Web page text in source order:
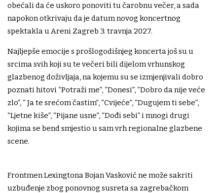
obećali da će uskoro ponoviti tu čarobnu večer, a sada
napokon otkrivaju da je datum novog koncertnog
spektakla u Areni Zagreb 3. travnja 2027.
Najljepše emocije s prošlogodišnjeg koncerta još su u
srcima svih koji su te večeri bili dijelom vrhunskog
glazbenog doživljaja, na kojemu su se izmjenjivali dobro
poznati hitovi “Potraži me”, “Donesi”, “Dobro da nije veće
zlo”, “ Ja te srećom častim”, “Cvijeće”, “Dugujem ti sebe”,
“Ljetne kiše”, “Pijane usne”, “Dođi sebi” i mnogi drugi
kojima se bend smjestio u sam vrh regionalne glazbene
scene.
Frontmen Lexingtona Bojan Vasković ne može sakriti
uzbuđenje zbog ponovnog susreta sa zagrebačkom